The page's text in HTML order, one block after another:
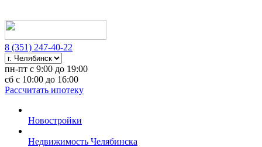
8 (351) 247-40-22
пн-пт с 9:00 до 19:00
сб с 10:00 до 16:00
Рассчитать ипотеку
Новостройки
Недвижимость Челябинска